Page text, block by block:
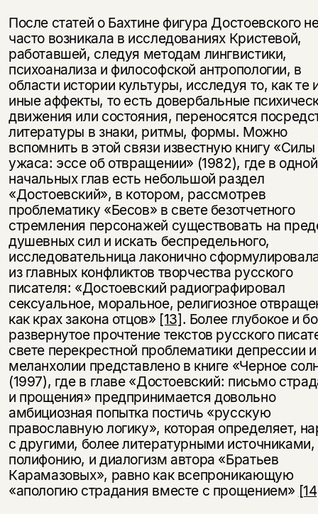
После статей о Бахтине фигура Достоевского
часто возникала в исследованиях Кристевой,
работавшей, следуя методам лингвистики,
психоанализа и философской антропологии, в
области истории культуры, исследуя то, как те
иные аффекты, то есть довербальные
движения или состояния, переносятся
литературы в знаки, ритмы, формы. Можно
вспомнить в этой связи известную книгу «Силы
ужаса: эссе об отвращении» (1982), где в
начальных глав есть небольшой раздел
«Достоевский», в котором, рассмотрев
проблематику «Бесов» в свете безотчетного
стремления персонажей существовать на
душевных сил и искать беспредельного,
исследовательница лаконично
из главных конфликтов творчества русского
писателя: «Достоевский радиографировал
сексуальное, моральное, религиозное
как крах закона отцов» [13]. Более глубокое и
развернутое прочтение текстов русского
свете перекрестной проблематики депрессии и
меланхолии представлено в книге «Черное
(1997), где в главе «Достоевский: письмо
и прощения» предпринимается довольно
амбициозная попытка постичь «русскую
православную логику», которая определяет,
с другими, более литературными источниками,
полифонию, и диалогизм автора «Братьев
Карамазовых», равно как всепроникающую
«апологию страдания вместе с прощением»